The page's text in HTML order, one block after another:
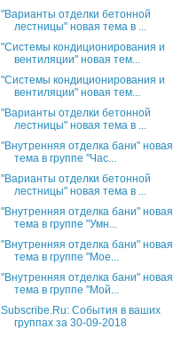
"Варианты отделки бетонной
лестницы" новая тема в ...
"Системы кондиционирования и
вентиляции" новая тем...
"Системы кондиционирования и
вентиляции" новая тем...
"Варианты отделки бетонной
лестницы" новая тема в ...
"Внутренняя отделка бани" новая
тема в группе "Час...
"Варианты отделки бетонной
лестницы" новая тема в ...
"Внутренняя отделка бани" новая
тема в группе "Умн...
"Внутренняя отделка бани" новая
тема в группе "Мое...
"Внутренняя отделка бани" новая
тема в группе "Мой...
Subscribe.Ru: События в ваших
группах за 30-09-2018